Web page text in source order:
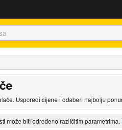
Usporedi cijene i odaberi najbolju
može biti određeno različitim parametrima.